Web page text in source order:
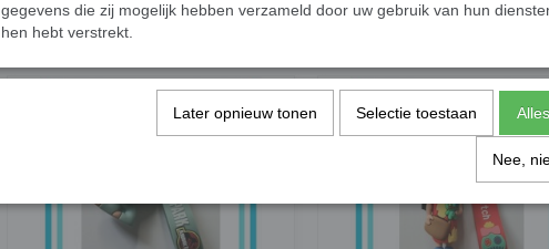
gegevens die zij mogelijk hebben verzameld door uw gebruik van hun
hen hebt verstrekt.
Later opnieuw tonen Selectie toestaan
Nee,